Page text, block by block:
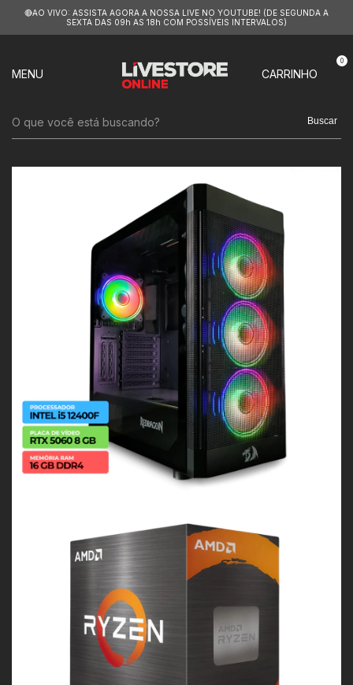
🔴AO VIVO: ASSISTA AGORA A NOSSA LIVE NO YOUTUBE! (DE SEGUNDA A
SEXTA DAS 09h AS 18h COM POSSÍVEIS INTERVALOS)
MENU CARRINHO
0
Buscar